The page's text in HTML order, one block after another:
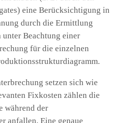
eine Berücksichtigung in
durch die Ermittlung
Beachtung einer
für die einzelnen
setzen sich wie
Fixkosten zählen die
während der
anfallen. Eine genaue